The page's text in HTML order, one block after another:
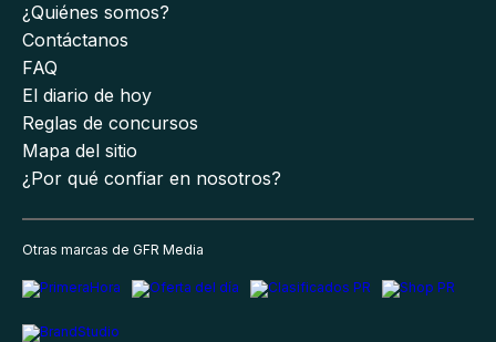
¿Quiénes somos?
Contáctanos
FAQ
El diario de hoy
Reglas de concursos
Mapa del sitio
¿Por qué confiar en nosotros?
Otras marcas de GFR Media